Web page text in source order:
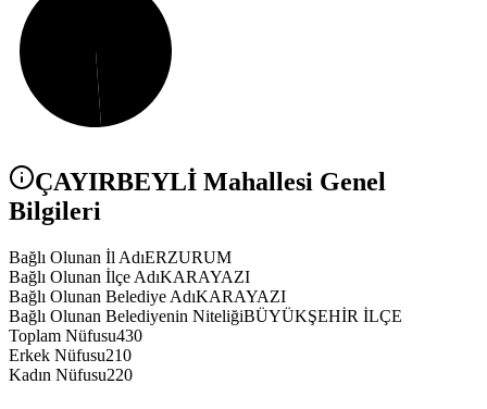
ÇAYIRBEYLİ Mahallesi Genel
Bilgileri
Bağlı Olunan İl AdıERZURUM
Bağlı Olunan İlçe AdıKARAYAZI
Bağlı Olunan Belediye AdıKARAYAZI
Bağlı Olunan Belediyenin NiteliğiBÜYÜKŞEHİR İLÇE
Toplam Nüfusu430
Erkek Nüfusu210
Kadın Nüfusu220